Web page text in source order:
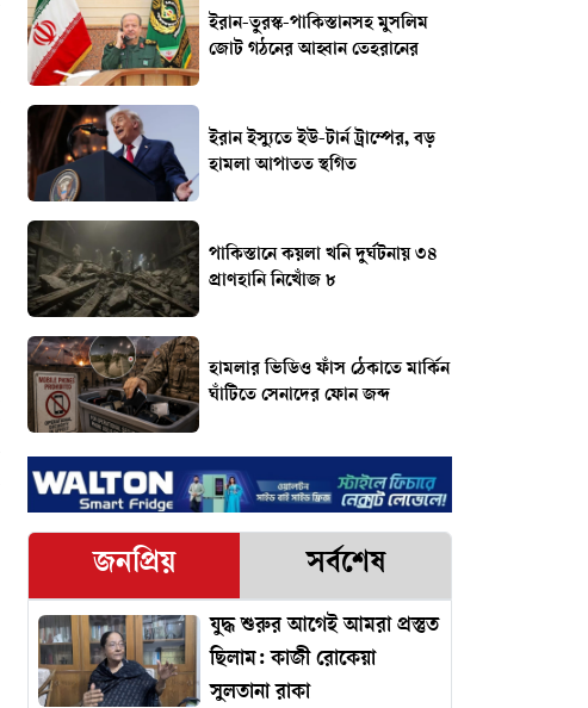
ইরান-তুরস্ক-পাকিস্তানসহ মুসলিম
জোট গঠনের আহ্বান তেহরানের
ইরান ইস্যুতে ইউ-টার্ন ট্রাম্পের, বড়
হামলা আপাতত স্থগিত
পাকিস্তানে কয়লা খনি দুর্ঘটনায় ৩৪
প্রাণহানি নিখোঁজ ৮
হামলার ভিডিও ফাঁস ঠেকাতে মার্কিন
ঘাঁটিতে সেনাদের ফোন জব্দ
জনপ্রিয় সর্বশেষ
যুদ্ধ শুরুর আগেই আমরা প্রস্তুত
ছিলাম: কাজী রোকেয়া
সুলতানা রাকা